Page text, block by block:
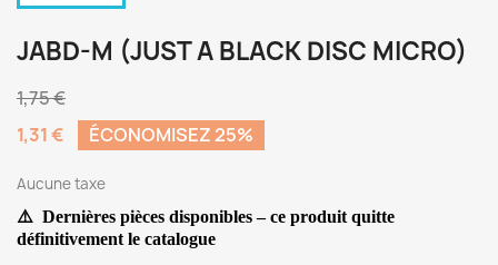
JABD-M (JUST A BLACK DISC MICRO)
1,75 €
1,31 €
ÉCONOMISEZ 25%
Aucune taxe
⚠️ Dernières pièces disponibles – ce produit quitte
définitivement le catalogue